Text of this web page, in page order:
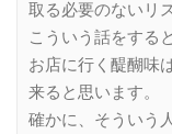
取る必要のないリ
こういう話をすると
お店に行く醍醐味
来ると思います。
確かに、そういう